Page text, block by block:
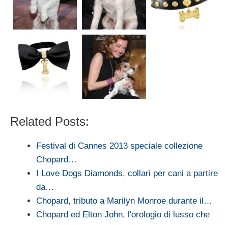
Related Posts:
Festival di Cannes 2013 speciale collezione
Chopard…
I Love Dogs Diamonds, collari per cani a partire
da…
Chopard, tributo a Marilyn Monroe durante il…
Chopard ed Elton John, l'orologio di lusso che